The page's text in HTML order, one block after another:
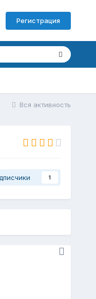
Регистрация
Вся активность
1